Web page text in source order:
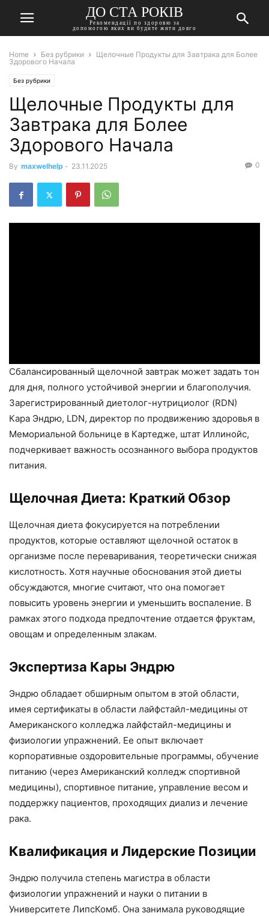
ДО СТА РОКІВ
Рекомендації по здоровю за
допомогою яких ви будите жити довго
Home Без рубрики
Щелочные Продукты для Завтрака для Более
Здорового Начала
Без рубрики
Щелочные Продукты для
Завтрака для Более
Здорового Начала
By maxwelhelp - 23.11.2025 0
Сбалансированный щелочной завтрак может задать тон
для дня, полного устойчивой энергии и благополучия.
Зарегистрированный диетолог-нутрициолог (RDN)
Кара Эндрю, LDN, директор по продвижению здоровья в
Мемориальной больнице в Картедже, штат Иллинойс,
подчеркивает важность осознанного выбора продуктов
питания.
Щелочная Диета: Краткий Обзор
Щелочная диета фокусируется на потреблении
продуктов, которые оставляют щелочной остаток в
организме после переваривания, теоретически снижая
кислотность. Хотя научные обоснования этой диеты
обсуждаются, многие считают, что она помогает
повысить уровень энергии и уменьшить воспаление. В
рамках этого подхода предпочтение отдается фруктам,
овощам и определенным злакам.
Экспертиза Кары Эндрю
Эндрю обладает обширным опытом в этой области,
имея сертификаты в области лайфстайл-медицины от
Американского колледжа лайфстайл-медицины и
физиологии упражнений. Ее опыт включает
корпоративные оздоровительные программы, обучение
питанию (через Американский колледж спортивной
медицины), спортивное питание, управление весом и
поддержку пациентов, проходящих диализ и лечение
рака.
Квалификация и Лидерские Позиции
Эндрю получила степень магистра в области
физиологии упражнений и науки о питании в
Университете ЛипсКомб. Она занимала руководящие